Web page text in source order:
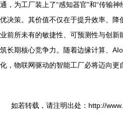
通，为工厂装上了“感知器官”和“传输
优决策。其价值不仅在于提升效率、
业前所未有的敏捷性、可预测性与创
筑长期核心竞争力。随着边缘计算、
化，物联网驱动的智能工厂必将迈向更
如若转载，请注明出处：http://